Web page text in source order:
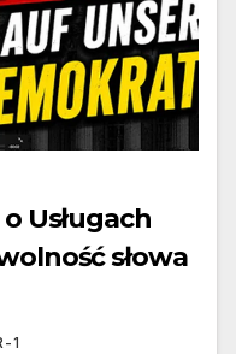
Usługach
słowa
1